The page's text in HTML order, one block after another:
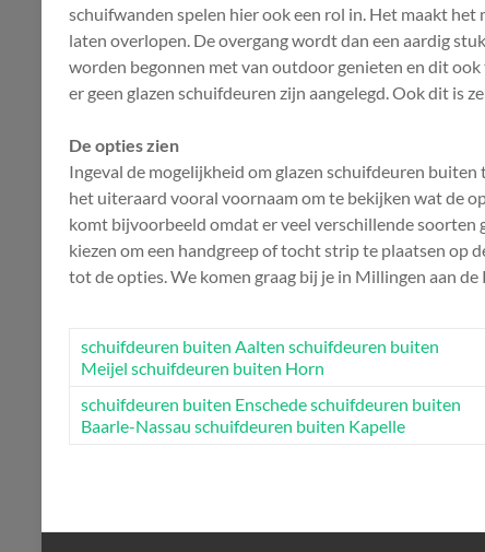
schuifwanden spelen hier ook een rol in. Het maakt
laten overlopen. De overgang wordt dan een aardig
worden begonnen met van outdoor genieten en dit
er geen glazen schuifdeuren zijn aangelegd. Ook dit is
De opties zien
Ingeval de mogelijkheid om glazen schuifdeuren
het uiteraard vooral voornaam om te bekijken wat de
komt bijvoorbeeld omdat er veel verschillende soorten
kiezen om een handgreep of tocht strip te plaatsen op
tot de opties. We komen graag bij je in Millingen aan
schuifdeuren buiten Aalten schuifdeuren buiten
Meijel schuifdeuren buiten Horn
schuifdeuren buiten Enschedeschuifdeuren buiten
Baarle-Nassau schuifdeuren buiten Kapelle